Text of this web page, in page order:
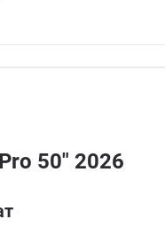
50" 2026